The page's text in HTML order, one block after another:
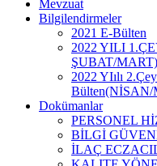
Mevzuat
Bilgilendirmeler
2021 E-Bülten
2022 YILI
ŞUBAT/MART)
2022 YIılı
Dokümanlar
PERSONEL
BİLGİ
İLAÇ